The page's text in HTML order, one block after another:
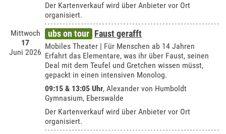
Der Kartenverkauf wird über Anbieter vor Ort
organisiert.
Mittwoch
17
Juni 2026
ubs on tour Faust gerafft
Mobiles Theater | Für Menschen ab 14 Jahren
Erfahrt das Elementare, was ihr über Faust, seinen
Deal mit dem Teufel und Gretchen wissen müsst,
gepackt in einen intensiven Monolog.
09:15 & 13:05 Uhr,Alexander von Humboldt
Gymnasium, Eberswalde
Der Kartenverkauf wird über Anbieter vor Ort
organisiert.